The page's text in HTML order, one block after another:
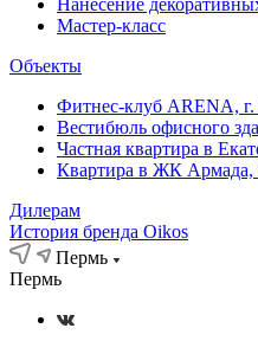
Нанесение
Мастер-класс
Объекты
Фитнес-клуб ARENA,
Вестибюль офисного
Частная квартира в
Квартира в ЖК Армада,
Дилерам
История бренда Oikos
Пермь
Пермь